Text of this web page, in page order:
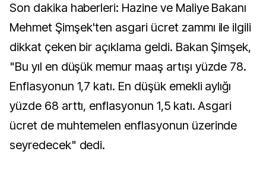
Son dakika haberleri: Hazine ve Maliye Bakanı
Mehmet Şimşek'ten asgari ücret zammı ile ilgili
dikkat çeken bir açıklama geldi. Bakan Şimşek,
"Bu yıl en düşük memur maaş artışı yüzde 78.
Enflasyonun 1,7 katı. En düşük emekli aylığı
yüzde 68 arttı, enflasyonun 1,5 katı. Asgari
ücret de muhtemelen enflasyonun üzerinde
seyredecek" dedi.